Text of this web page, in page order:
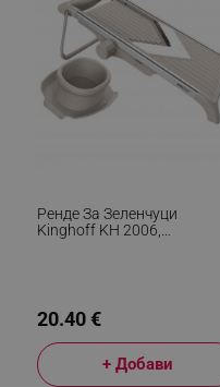
Ренде За Зеленчуци
Kinghoff KH 2006,
20.40 €
+ Добави